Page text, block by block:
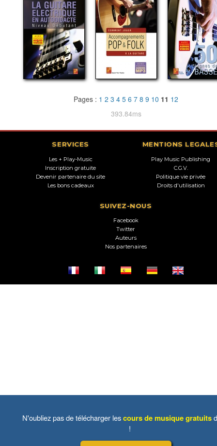
Pages : 1 2 3 4 5 6 7 8 9 10 11 12
393.84ms
SERVICES
Les + Play-Music
Inscription gratuite
Devenir partenaire du site
Les bons cadeaux
MENTIONS
Play Music Publishing
C.G.V.
Politique vie privée
Droits d'utilisation
SUIVEZ-NOUS
Facebook
Twitter
Auteurs
Nos partenaires
N'oubliez pas de télécharger lescours de musique gratuits
!